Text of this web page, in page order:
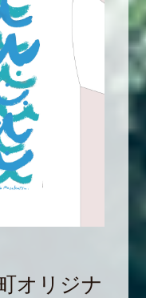
オリジナ